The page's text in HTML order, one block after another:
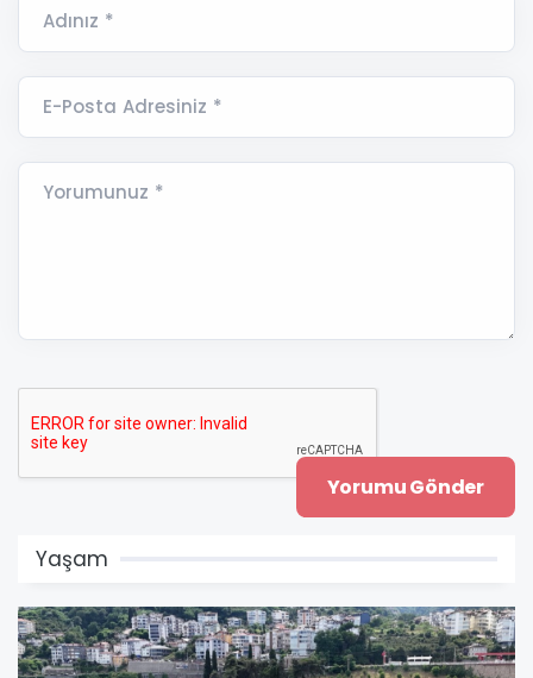
Adınız *
E-Posta Adresiniz *
Yorumunuz *
Yaşam